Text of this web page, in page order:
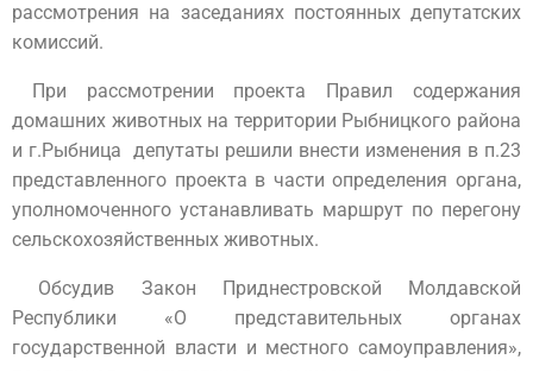
рассмотрения на заседаниях постоянных депутатских
комиссий.
При рассмотрении проекта Правил содержания
домашних животных на территории Рыбницкого района
и г.Рыбница депутаты решили внести изменения в п.23
представленного проекта в части определения органа,
уполномоченного устанавливать маршрут по перегону
сельскохозяйственных животных.
Обсудив Закон Приднестровской Молдавской
Республики «О представительных органах
государственной власти и местного самоуправления»,